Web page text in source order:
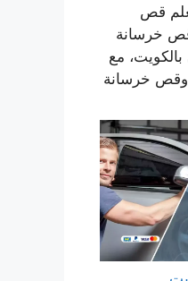
قص
قص خرسانة
مع
وقص خرسانة